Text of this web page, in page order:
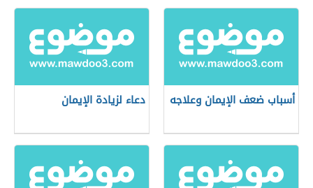
أسباب ضعف الإيمان وعلاجه دعاء لزيادة الإيمان